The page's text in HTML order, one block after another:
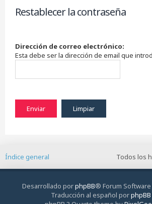
Restablecer la contraseña
Dirección de correo electrónico:
Esta debe ser la dirección de email que
Todos los
Índice general
Desarrollado porphpBB® Forum
Traducción al español por